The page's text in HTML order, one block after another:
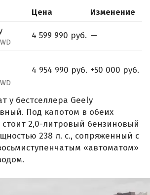
Цена
Изменение
4 599 990 руб. —
4 954 990 руб. +50 000 руб.
у бестселлера Geely
Под капотом в обеих
стоит 2,0-литровый бензиновый
238 л. с., сопряженный с
«автоматом»